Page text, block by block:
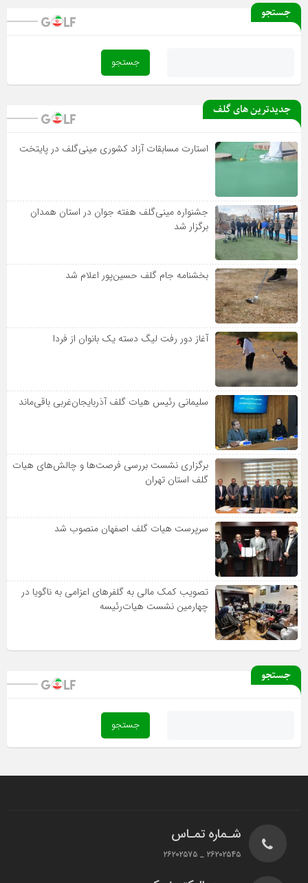
جستجو
جدیدترین های گلف
استارت مسابقات آزاد کشوری مینی‌گلف در پایتخت
جشنواره مینی‌گلف هفته جوان در استان همدان
برگزار شد
بخشنامه جام گلف حسین‌پور اعلام شد
آغاز دور رفت لیگ دسته یک بانوان از فردا
سلیمانی رئیس هیات گلف آذربایجان‌غربی باقی‌ماند
برگزاری نشست بررسی فرصت‌ها و چالش‌های هیات
گلف استان تهران
سرپرست هیات گلف اصفهان منصوب شد
تصویب کمک مالی به گلفرهای اعزامی به ناگویا در
چهارمین نشست هیات‌رئیسه
جستجو
شـماره تمـاس
۲۶۲۰۲۵۴۵ _ ۲۶۲۰۲۵۷۵